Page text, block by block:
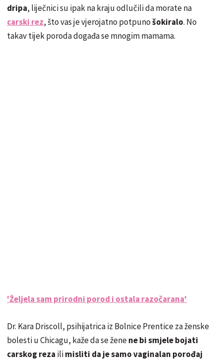
dripa, liječnici su ipak na kraju odlučili da morate na
carski rez, što vas je vjerojatno potpunošokiralo. No
takav tijek poroda događa se mnogim mamama.
'Željela sam prirodni porod i ostala razočarana'
Dr. Kara Driscoll, psihijatrica iz Bolnice Prentice za ženske
bolesti u Chicagu, kaže da se ženene bi smjele bojati
carskog reza ilimisliti da je samo vaginalan porođaj